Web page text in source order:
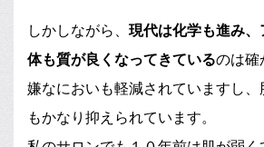
しかしながら、 現代は化学も進み、
体も質が良くなってきているのは確
嫌なにおいも軽減されていますし、
もかなり抑えられています。